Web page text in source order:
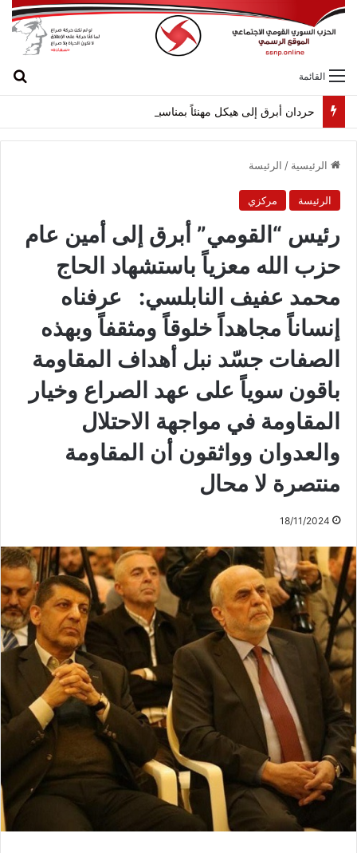
القائمة
حردان أبرق إلى هيكل مهنئاً بمناسبة عيد الجيش
الرئيسية / الرئيسة
الرئيسة مركزي
رئيس “القومي” أبرق إلى أمين عام
حزب الله معزياً باستشهاد الحاج
محمد عفيف النابلسي: عرفناه
إنساناً مجاهداً خلوقاً ومثقفاً وبهذه
الصفات جسّد نبل أهداف المقاومة
باقون سوياً على عهد الصراع وخيار
المقاومة في مواجهة الاحتلال
والعدوان وواثقون أن المقاومة
منتصرة لا محال
18/11/2024